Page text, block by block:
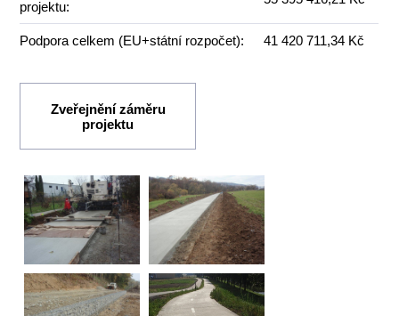
projektu:
Podpora celkem (EU+státní rozpočet): 41 420 711,34 Kč
Zveřejnění záměru
projektu